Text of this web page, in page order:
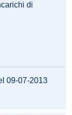
di
09-07-2013